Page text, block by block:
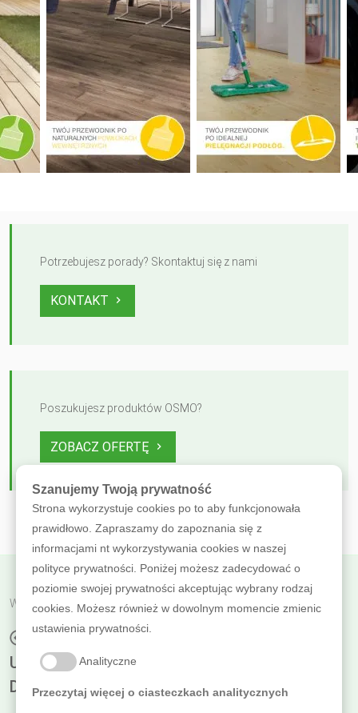
Potrzebujesz porady? Skontaktuj się z nami
KONTAKT
Poszukujesz produktów OSMO?
ZOBACZ OFERTĘ
Wróć do poprzedniej
JAK SAMEMU NAPRAWIĆ DROBNE
USZKODZENIA BARWIONYCH PODŁÓG
DREWNIANYCH
Szanujemy Twoją prywatność
Strona wykorzystuje cookies po to aby funkcjonowała
prawidłowo. Zapraszamy do zapoznania się z
informacjami nt wykorzystywania cookies w naszej
polityce prywatności. Poniżej możesz zadecydować o
poziomie swojej prywatności akceptując wybrany rodzaj
cookies. Możesz również w dowolnym momencie zmienic
ustawienia prywatności.
Analityczne
Przeczytaj więcej o ciasteczkach analitycznych